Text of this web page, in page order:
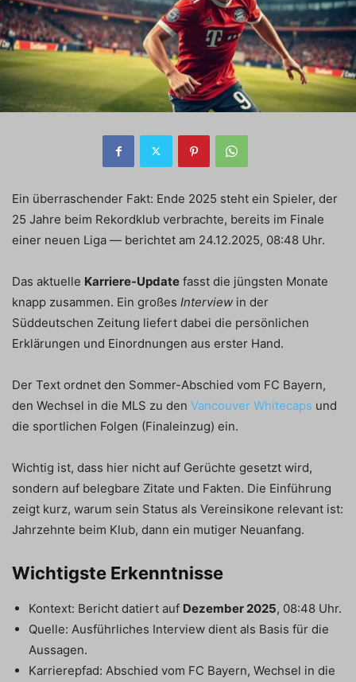
Ein überraschender Fakt: Ende 2025 steht ein Spieler, der
25 Jahre beim Rekordklub verbrachte, bereits im Finale
einer neuen Liga — berichtet am 24.12.2025, 08:48 Uhr.
Das aktuelle Karriere-Update fasst die jüngsten Monate
knapp zusammen. Ein großes Interview in der
Süddeutschen Zeitung liefert dabei die persönlichen
Erklärungen und Einordnungen aus erster Hand.
Der Text ordnet den Sommer-Abschied vom FC Bayern,
den Wechsel in die MLS zu den Vancouver Whitecaps und
die sportlichen Folgen (Finaleinzug) ein.
Wichtig ist, dass hier nicht auf Gerüchte gesetzt wird,
sondern auf belegbare Zitate und Fakten. Die Einführung
zeigt kurz, warum sein Status als Vereinsikone relevant ist:
Jahrzehnte beim Klub, dann ein mutiger Neuanfang.
Wichtigste Erkenntnisse
Kontext: Bericht datiert auf Dezember 2025, 08:48 Uhr.
Quelle: Ausführliches Interview dient als Basis für die
Aussagen.
Karrierepfad: Abschied vom FC Bayern, Wechsel in die